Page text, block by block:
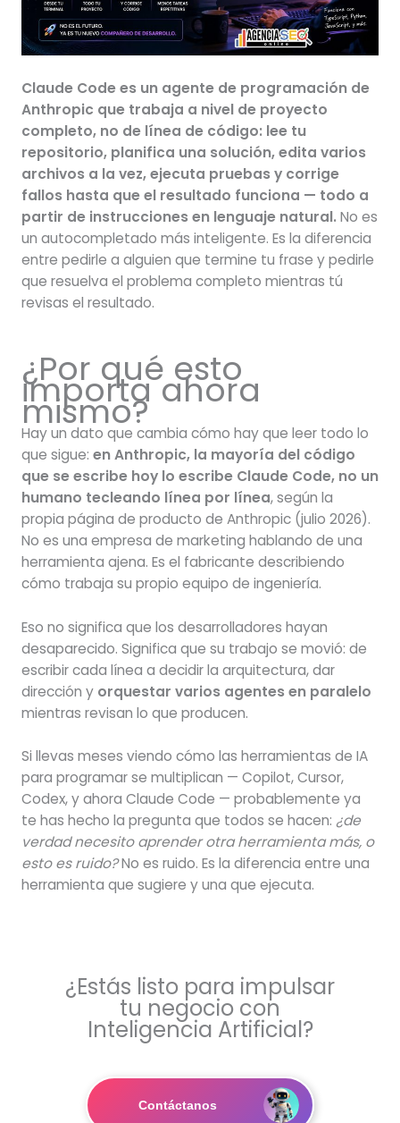
Claude Code es un agente de programación de
Anthropic que trabaja a nivel de proyecto
completo, no de línea de código: lee tu
repositorio, planifica una solución, edita varios
archivos a la vez, ejecuta pruebas y corrige
fallos hasta que el resultado funciona — todo a
partir de instrucciones en lenguaje natural. No es
un autocompletado más inteligente. Es la diferencia
entre pedirle a alguien que termine tu frase y pedirle
que resuelva el problema completo mientras tú
revisas el resultado.
¿Por qué esto
importa ahora
mismo?
Hay un dato que cambia cómo hay que leer todo lo
que sigue: en Anthropic, la mayoría del código
que se escribe hoy lo escribe Claude Code, no un
humano tecleando línea por línea, según la
propia página de producto de Anthropic (julio 2026).
No es una empresa de marketing hablando de una
herramienta ajena. Es el fabricante describiendo
cómo trabaja su propio equipo de ingeniería.
Eso no significa que los desarrolladores hayan
desaparecido. Significa que su trabajo se movió: de
escribir cada línea a decidir la arquitectura, dar
dirección y orquestar varios agentes en paralelo
mientras revisan lo que producen.
Si llevas meses viendo cómo las herramientas de IA
para programar se multiplican — Copilot, Cursor,
Codex, y ahora Claude Code — probablemente ya
te has hecho la pregunta que todos se hacen: ¿de
verdad necesito aprender otra herramienta más, o
esto es ruido?No es ruido. Es la diferencia entre una
herramienta que sugiere y una que ejecuta.
¿Estás listo para impulsar
tu negocio con
Inteligencia Artificial?
Contáctanos